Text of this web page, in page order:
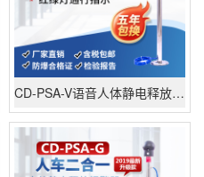
CD-PSA-V语音人体静电释放报警器